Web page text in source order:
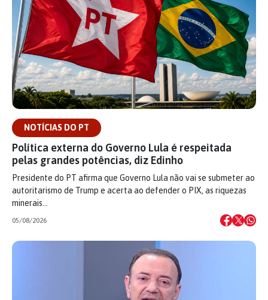
NOTÍCIAS DO PT
Política externa do Governo Lula é respeitada
pelas grandes potências, diz Edinho
Presidente do PT afirma que Governo Lula não vai se submeter ao
autoritarismo de Trump e acerta ao defender o PIX, as riquezas
minerais…
05/08/2026